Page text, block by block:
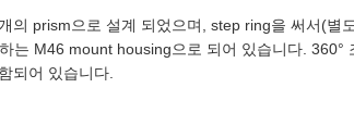
의 prism으로 설계 되었으며, step ring을 써서(별
는 M46 mount housing으로 되어 있습니다. 360°
되어 있습니다.